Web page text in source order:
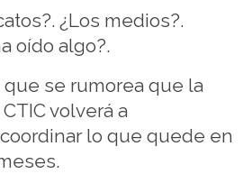
¿Los medios?.
oído algo?.
que se rumorea que la
volverá a
lo que quede en